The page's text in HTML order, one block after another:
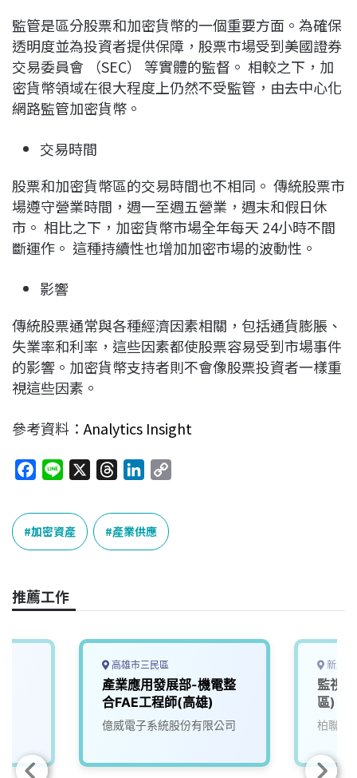
監管是區分股票和加密貨幣的一個重要方面。為確保
透明度並為投資者提供保障，股票市場受到美國證券
交易委員會 （SEC） 等實體的監督。 相較之下，加
密貨幣領域在很大程度上仍然不受監管，由去中心化
網路監管加密貨幣。
交易時間
股票和加密貨幣區的交易時間也不相同。 傳統股票市
場遵守營業時間，週一至週五營業，週末和假日休
市。 相比之下，加密貨幣市場全年每天 24小時不間
斷運作。 這種持續性也增加加密市場的波動性。
影響
傳統股票通常與各種經濟因素相關，包括通貨膨脹、
失業率和利率，這些因素都使股票容易受到市場事件
的影響。加密貨幣支持者則不會像股票投資者一樣重
視這些因素。
參考資料：Analytics Insight
c
e
b
o
k
n
e
r
e
a
n
k
e
n
k
加密資產 產業供應
推薦工作
高雄市三民區
產業應用發展部-機電整
合FAE工程師(高雄)
億威電子系統股份有限公司
新北
監視
區)
柏聯科